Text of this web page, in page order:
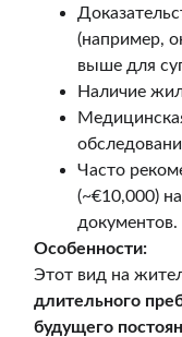
(например,
выше для
Наличие
Часто
(~€10,000)
документов.
Особенности:
Этот вид на
длительного
будущего